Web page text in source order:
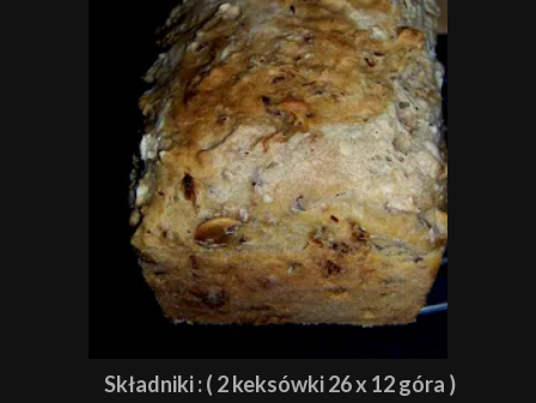
Składniki : ( 2 keksówki 26 x 12 góra )